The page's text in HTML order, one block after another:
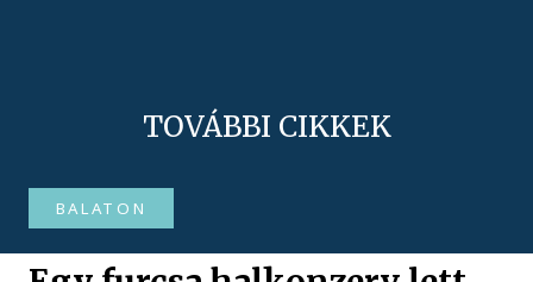
TOVÁBBI CIKKEK
BALATON